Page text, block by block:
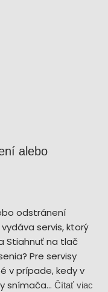
alebo
odstránení
servis, ktorý
Stiahnuť na tlač
Pre servisy
v prípade, kedy v
snímača… Čítať viac